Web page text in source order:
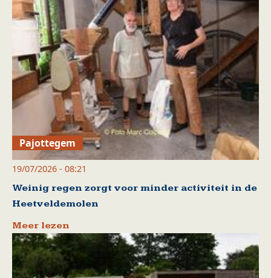
Pajottegem
19/07/2026 - 08:21
Weinig regen zorgt voor minder activiteit in de
Heetveldemolen
Meer lezen